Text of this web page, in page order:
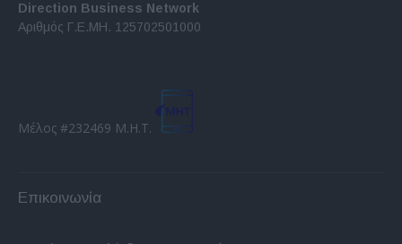
Direction Business Network
Αριθμός Γ.Ε.ΜΗ. 125702501000
Μέλος #232469 Μ.Η.Τ.
Επικοινωνία